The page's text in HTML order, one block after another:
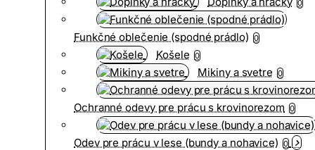
0
Funkčné oblečenie (spodné prádlo) 0
Košele 0
Mikiny a svetre 0
Ochranné odevy pre prácu s krovinorezom 0
Odev pre prácu v lese (bundy a nohavice) 0